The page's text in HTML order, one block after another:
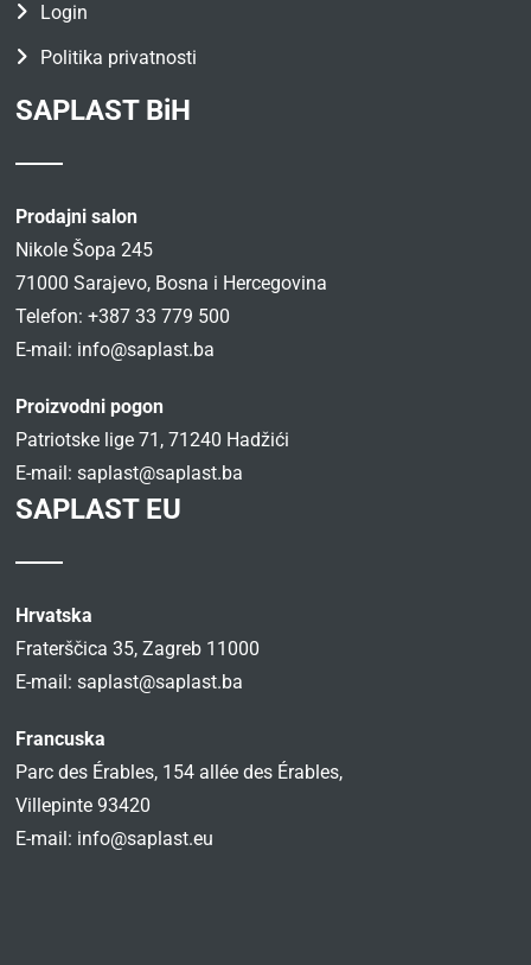
Login
Politika privatnosti
SAPLAST BiH
Prodajni salon
Nikole Šopa 245
71000 Sarajevo, Bosna i Hercegovina
Telefon: +387 33 779 500
E-mail: info@saplast.ba
Proizvodni pogon
Patriotske lige 71, 71240 Hadžići
E-mail:saplast@saplast.ba
SAPLAST EU
Hrvatska
Fraterščica 35, Zagreb 11000
E-mail:saplast@saplast.ba
Francuska
Parc des Érables, 154 allée des Érables,
Villepinte 93420
E-mail: info@saplast.eu